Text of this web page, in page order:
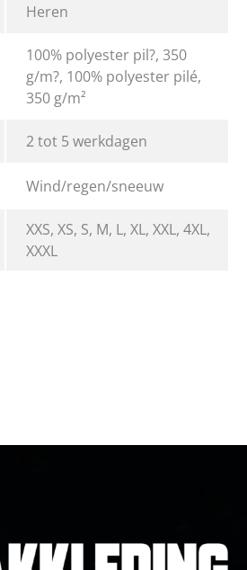
Heren
100% polyester pil?, 350
g/m?, 100% polyester pilé,
350 g/m²
2 tot 5 werkdagen
Wind/regen/sneeuw
XXS, XS, S, M, L, XL, XXL, 4XL,
XXXL